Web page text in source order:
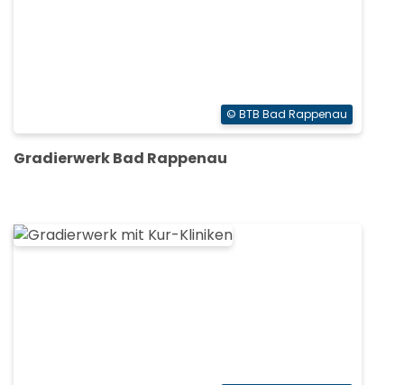
© BTB Bad Rappenau
Gradierwerk Bad Rappenau